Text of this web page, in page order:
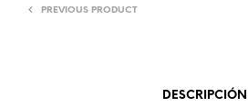
PREVIOUS PRODUCT
DESCRIPCIÓN